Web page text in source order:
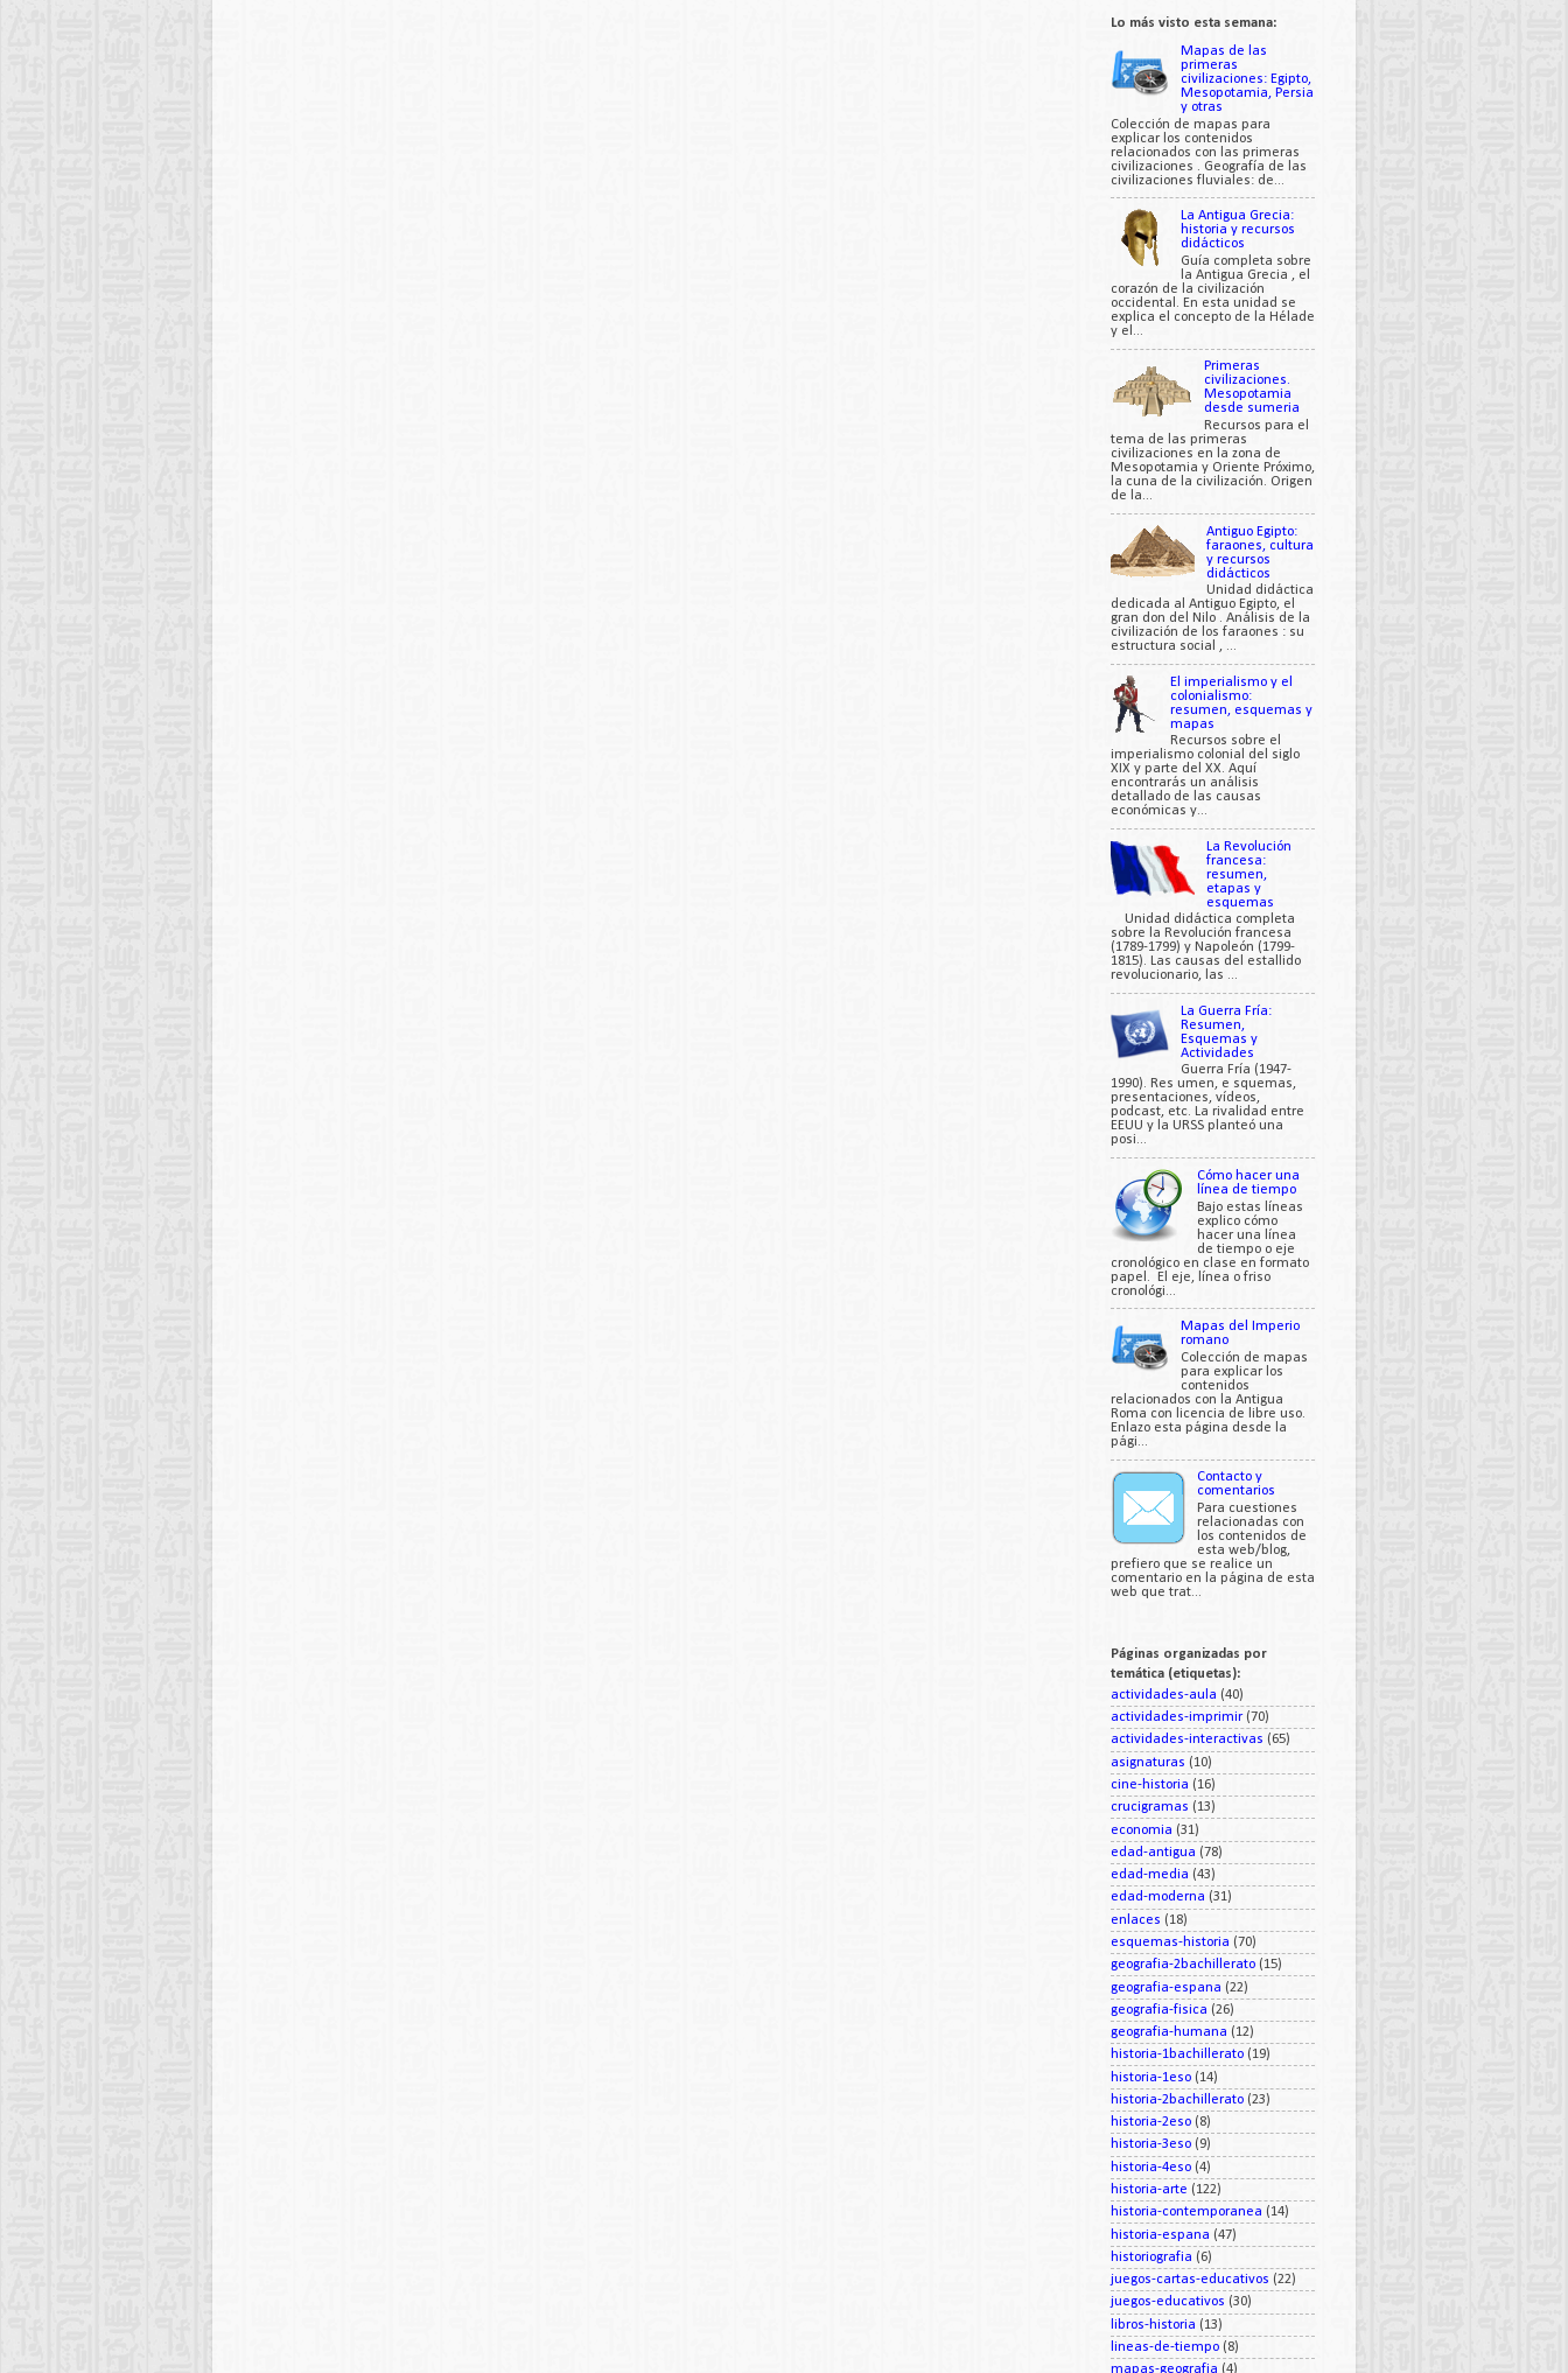
Lo más visto esta semana:
Mapas de las
primeras
civilizaciones: Egipto,
Mesopotamia, Persia
y otras
Colección de mapas para
explicar los contenidos
relacionados con las primeras
civilizaciones . Geografía de las
civilizaciones fluviales: de...
La Antigua Grecia:
historia y recursos
didácticos
Guía completa sobre
la Antigua Grecia , el
corazón de la civilización
occidental. En esta unidad se
explica el concepto de la Hélade
y el...
Primeras
civilizaciones.
Mesopotamia
desde sumeria
Recursos para el
tema de las primeras
civilizaciones en la zona de
Mesopotamia y Oriente Próximo,
la cuna de la civilización. Origen
de la...
Antiguo Egipto:
faraones, cultura
y recursos
didácticos
Unidad didáctica
dedicada al Antiguo Egipto, el
gran don del Nilo . Análisis de la
civilización de los faraones : su
estructura social , ...
El imperialismo y el
colonialismo:
resumen, esquemas y
mapas
Recursos sobre el
imperialismo colonial del siglo
XIX y parte del XX. Aquí
encontrarás un análisis
detallado de las causas
económicas y...
La Revolución
francesa:
resumen,
etapas y
esquemas
Unidad didáctica completa
sobre la Revolución francesa
(1789-1799) y Napoleón (1799-
1815). Las causas del estallido
revolucionario, las ...
La Guerra Fría:
Resumen,
Esquemas y
Actividades
Guerra Fría (1947-
1990). Res umen, e squemas,
presentaciones, vídeos,
podcast, etc. La rivalidad entre
EEUU y la URSS planteó una
posi...
Cómo hacer una
línea de tiempo
Bajo estas líneas
explico cómo
hacer una línea
de tiempo o eje
cronológico en clase en formato
papel. El eje, línea o friso
cronológi...
Mapas del Imperio
romano
Colección de mapas
para explicar los
contenidos
relacionados con la Antigua
Roma con licencia de libre uso.
Enlazo esta página desde la
pági...
Contacto y
comentarios
Para cuestiones
relacionadas con
los contenidos de
esta web/blog,
prefiero que se realice un
comentario en la página de esta
web que trat...
Páginas organizadas por
temática (etiquetas):
actividades-aula (40)
actividades-imprimir (70)
actividades-interactivas (65)
asignaturas (10)
cine-historia (16)
crucigramas (13)
economia (31)
edad-antigua (78)
edad-media (43)
edad-moderna (31)
enlaces (18)
esquemas-historia (70)
geografia-2bachillerato (15)
geografia-espana (22)
geografia-fisica (26)
geografia-humana (12)
historia-1bachillerato (19)
historia-1eso (14)
historia-2bachillerato (23)
historia-2eso (8)
historia-3eso (9)
historia-4eso (4)
historia-arte (122)
historia-contemporanea (14)
historia-espana (47)
historiografia (6)
juegos-cartas-educativos (22)
juegos-educativos (30)
libros-historia (13)
lineas-de-tiempo (8)
mapas-geografia (4)